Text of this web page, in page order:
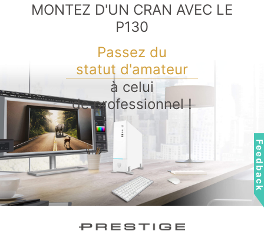
MONTEZ D'UN CRAN AVEC LE
P130
Passez du
statut d'amateur
à celui
de professionnel !